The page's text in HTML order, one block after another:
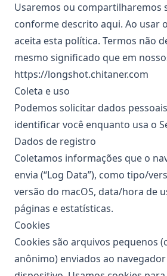
Usaremos ou compartilharemos
conforme descrito aqui. Ao usar
aceita esta política. Termos não
mesmo significado que em
https://longshot.chitaner.com
Coleta e uso
Podemos solicitar dados
identificar você enquanto usa o
Dados de registro
Coletamos informações que o
envia (“Log Data”), como tipo/
versão do macOS, data/hora de
páginas e estatísticas.
Cookies
Cookies são arquivos pequenos
anônimo) enviados ao